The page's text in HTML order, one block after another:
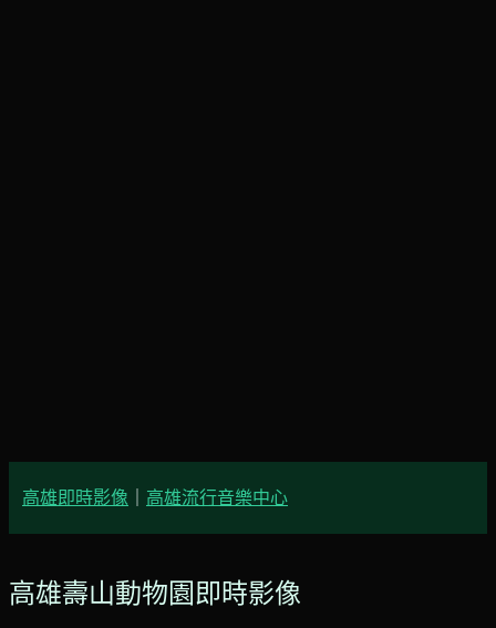
高雄即時影像 高雄流行音樂中心
高雄壽山動物園即時影像